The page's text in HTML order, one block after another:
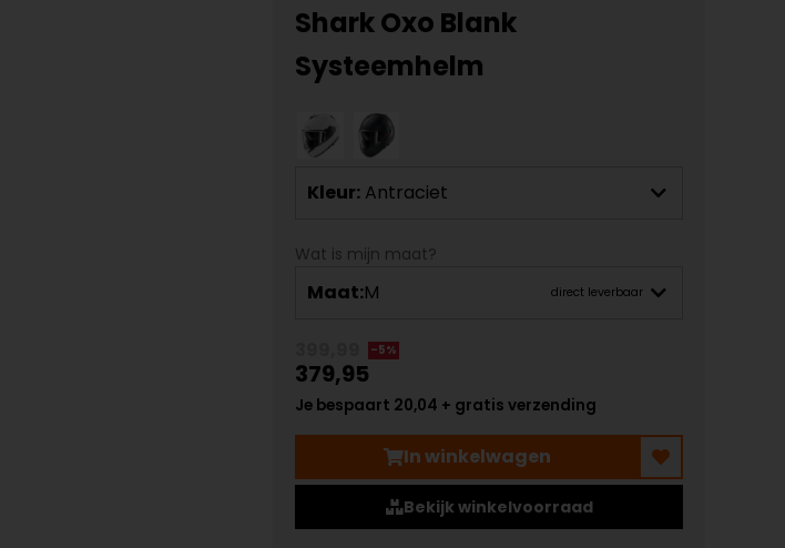
Shark Oxo Blank
Systeemhelm
Kleur: Antraciet
Wat is mijn maat?
Maat:M direct leverbaar
-5%
379,95
Je bespaart 20,04 + gratis verzending
In winkelwagen
Bekijk winkelvoorraad